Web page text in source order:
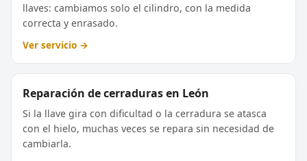
llaves: cambiamos solo el cilindro, con la medida
correcta y enrasado.
Ver servicio →
Reparación de cerraduras en León
Si la llave gira con dificultad o la cerradura se atasca
con el hielo, muchas veces se repara sin necesidad de
cambiarla.